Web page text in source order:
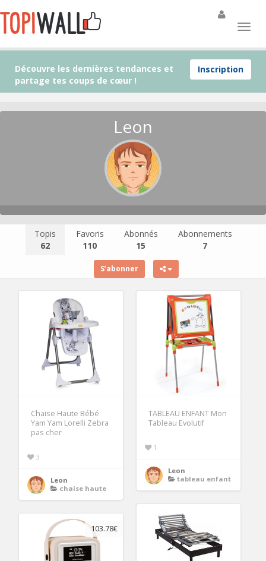
Inscription
Découvre les dernières tendances et
partage tes coups de cœur !
Leon
Topis
62
Favoris
110
Abonnés
15
Abonnements
7
S’abonner
Chaise Haute Bébé
Yam Yam Lorelli Zebra
pas cher
3
Leon
chaise haute
TABLEAU ENFANT Mon
Tableau Evolutif
1
Leon
tableau enfant
103.78€